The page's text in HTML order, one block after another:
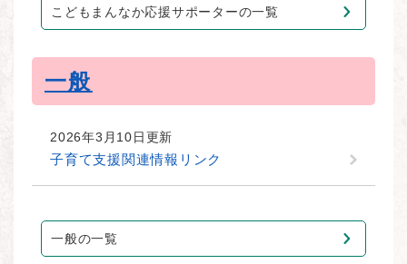
こどもまんなか応援サポーターの一覧
一般
2026年3月10日更新
子育て支援関連情報リンク
一般の一覧